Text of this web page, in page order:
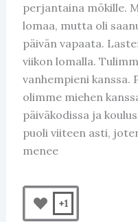
perjantaina mökille.
lomaa, mutta oli
päivän vapaata.
viikon lomalla.
vanhempieni
olimme miehen
päiväkodissa ja
puoli viiteen asti,
menee
+1